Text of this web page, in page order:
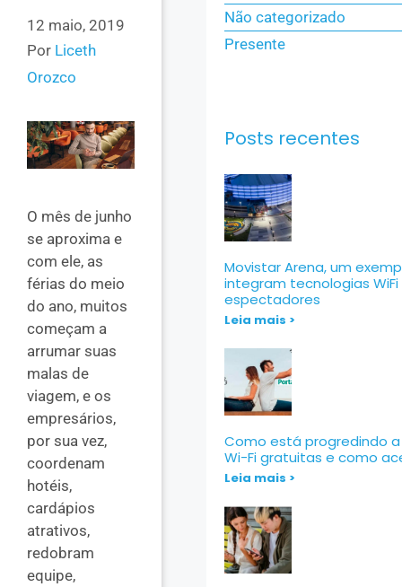
12 maio, 2019
Por Liceth
Orozco
O mês de junho
se aproxima e
com ele, as
férias do meio
do ano, muitos
começam a
arrumar suas
malas de
viagem, e os
empresários,
por sua vez,
coordenam
hotéis,
cardápios
atrativos,
redobram
equipe,
Não categorizado
Presente
Posts recentes
Movistar Arena, um
integram tecnologias
espectadores
Leia mais >
Como está progredindo
Wi-Fi gratuitas e como
Leia mais >